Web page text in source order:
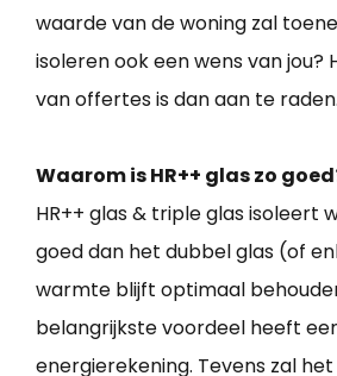
waarde van de woning zal
isoleren ook een wens van jou?
van offertes is dan aan te raden.
Waarom is HR++ glas zo
HR++ glas & triple glas isoleert
goed dan het dubbel glas (of
warmte blijft optimaal
belangrijkste voordeel heeft
energierekening. Tevens zal